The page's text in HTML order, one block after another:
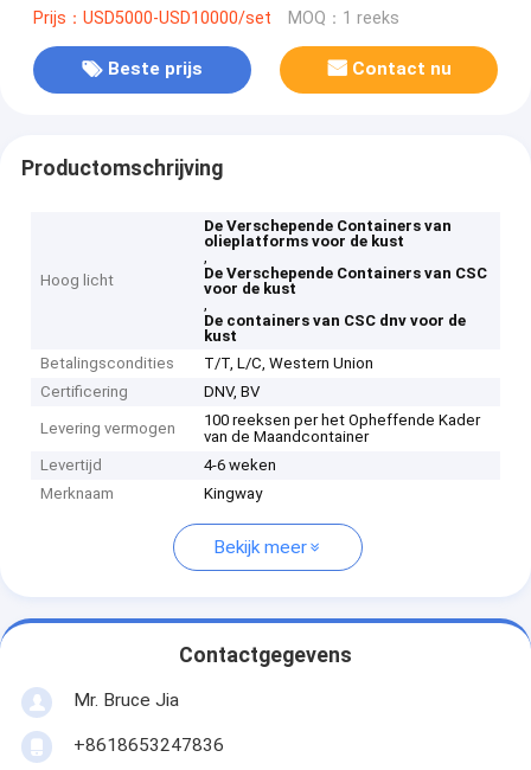
Prijs：USD5000-USD10000/set MOQ：1 reeks
Beste prijs Contact nu
Productomschrijving
Hoog licht
De Verschepende Containers van
olieplatforms voor de kust
,
De Verschepende Containers van CSC
voor de kust
,
De containers van CSC dnv voor de
kust
Betalingscondities
T/T, L/C, Western Union
Certificering
DNV, BV
Levering vermogen
100 reeksen per het Opheffende Kader
van de Maandcontainer
Levertijd
4-6 weken
Merknaam
Kingway
Bekijk meer
Contactgegevens
Mr. Bruce Jia
+8618653247836